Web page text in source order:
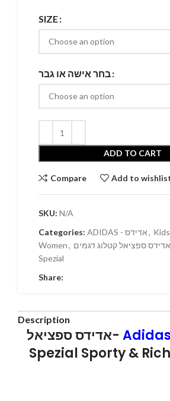
SIZE
בחר אישה או גבר
ADD TO CART
Compare Add to
SKU: N/A
Categories:
ADIDAS - אדידס, Kids
Women, אדידס ספציאל קטלוג דגמים - Adidas
Spezial
Share:
Description
אדידס ספציאל-
Spezial Sporty &